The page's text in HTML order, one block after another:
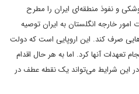
و نفوذ منطقه‌ای ایران را مطرح
خارجه انگلستان به ایران توصیه
صرف کند. این اروپایی است که دولت
تعهدات آنها کرد. اما به هر حال اقدام
در این شرایط می‌تواند یک نقطه عطف در